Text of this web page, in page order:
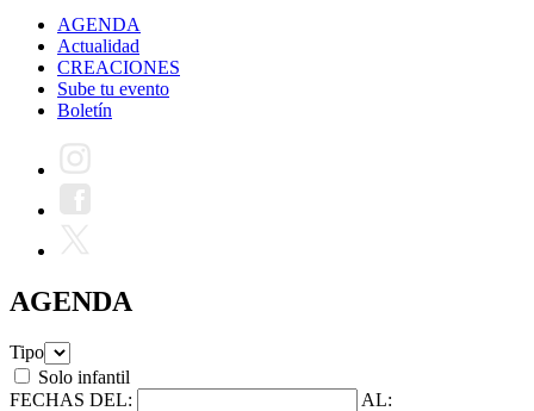
AGENDA
Actualidad
CREACIONES
Sube tu evento
Boletín
AGENDA
Tipo
Solo infantil
FECHAS DEL: AL: